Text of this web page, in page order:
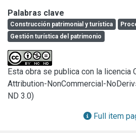
cualitativa, caracterizándose por un
e inductivo que permite
entre variables particulares y
las dos localidades indagadas
de considerar: una acción
de legitimación y selectividad
atractivos turísticos; una acción
juego las transformaciones
apropiación y uso del espacio; y
Palabras clave
Construcción patrimonial y turística
Gestión turística del patrimonio
Esta obra se publica con la licencia
Attribution-NonCommercial-
ND 3.0)
Full item